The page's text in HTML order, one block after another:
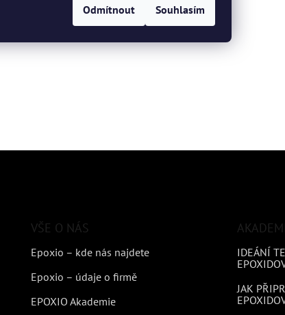
Odmítnout Souhlasím
VŠE O NÁS
Epoxio – kde nás najdete
Epoxio – údaje o firmě
EPOXIO Akademie
IDEÁNÍ
JAK